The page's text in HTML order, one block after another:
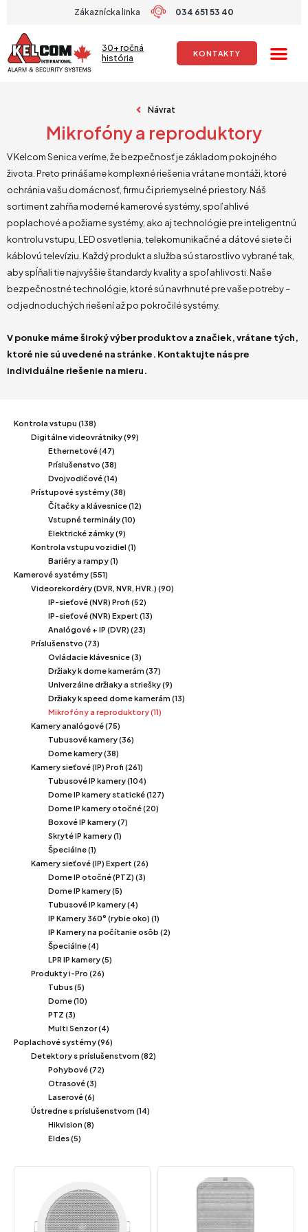
obsah
Zákaznícka linka 034 651 53 40
30+ ročná
história
KONTAKTY
Návrat
Mikrofóny a reproduktory
V Kelcom Senica veríme, že bezpečnosť je základom pokojného
života. Preto prinášame komplexné riešenia vrátane montáži, ktoré
ochránia vašu domácnosť, firmu či priemyselné priestory. Náš
sortiment zahŕňa moderné kamerové systémy, spoľahlivé
poplachové a požiarne systémy, ako aj technológie pre inteligentnú
kontrolu vstupu, LED osvetlenia, telekomunikačné a dátové siete či
káblovú televíziu. Každý produkt a služba sú starostlivo vybrané tak,
aby spĺňali tie najvyššie štandardy kvality a spoľahlivosti. Naše
bezpečnostné technológie, ktoré sú navrhnuté pre vaše potreby –
od jednoduchých riešení až po pokročilé systémy.
V ponuke máme široký výber produktov a značiek, vrátane tých,
ktoré nie sú uvedené na stránke. Kontaktujte nás pre
individuálne riešenie na mieru.
Kontrola vstupu (138)
Digitálne videovrátniky (99)
Ethernetové (47)
Príslušenstvo (38)
Dvojvodičové (14)
Prístupové systémy (38)
Čítačky a klávesnice (12)
Vstupné terminály (10)
Elektrické zámky (9)
Kontrola vstupu vozidiel (1)
Bariéry a rampy (1)
Kamerové systémy (551)
Videorekordéry (DVR, NVR, HVR.) (90)
IP-sieťové (NVR) Profi (52)
IP-sieťové (NVR) Expert (13)
Analógové + IP (DVR) (23)
Príslušenstvo (73)
Ovládacie klávesnice (3)
Držiaky k dome kamerám (37)
Univerzálne držiaky a striešky (9)
Držiaky k speed dome kamerám (13)
Mikrofóny a reproduktory (11)
Kamery analógové (75)
Tubusové kamery (36)
Dome kamery (38)
Kamery sieťové (IP) Profi (261)
Tubusové IP kamery (104)
Dome IP kamery statické (127)
Dome IP kamery otočné (20)
Boxové IP kamery (7)
Skryté IP kamery (1)
Špeciálne (1)
Kamery sieťové (IP) Expert (26)
Dome IP otočné (PTZ) (3)
Dome IP kamery (5)
Tubusové IP kamery (4)
IP Kamery 360° (rybie oko) (1)
IP Kamery na počítanie osôb (2)
Špeciálne (4)
LPR IP kamery (5)
Produkty i-Pro (26)
Tubus (5)
Dome (10)
PTZ (3)
Multi Senzor (4)
Poplachové systémy (96)
Detektory s príslušenstvom (82)
Pohybové (72)
Otrasové (3)
Laserové (6)
Ústredne s príslušenstvom (14)
Hikvision (8)
Eldes (5)